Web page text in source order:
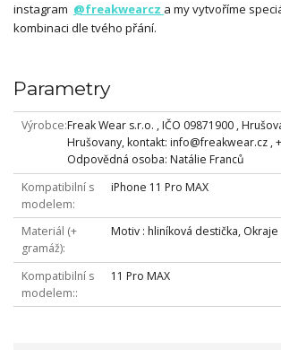
instagram @freakwearcz a my vytvoříme
kombinaci dle tvého přání.
Parametry
Výrobce Freak Wear s.r.o. , IČO 09871900 ,
Hrušovany, kontakt: info@freakwear.cz ,
Odpovědná osoba: Natálie Franců
Kompatibilní s
modelem
iPhone 11 Pro MAX
Materiál (+
gramáž)
Motiv : hliníková destička, Okraje
Kompatibilní s
modelem:
11 Pro MAX